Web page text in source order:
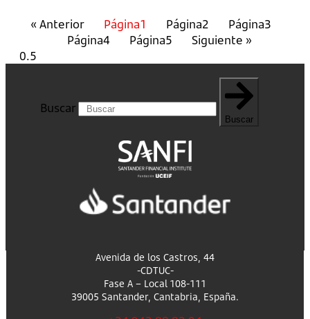
« Anterior Página1 Página2 Página3
Página4 Página5 Siguiente »
Buscar
Buscar
Avenida de los Castros, 44
-CDTUC-
Fase A – Local 108-111
39005 Santander, Cantabria, España.